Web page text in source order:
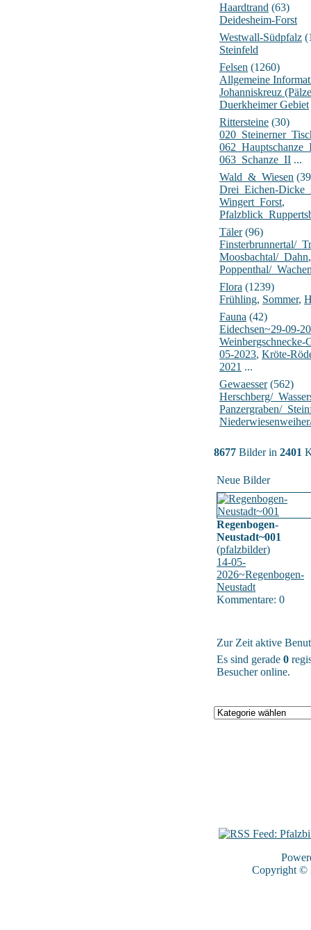
Haardtrand (63)
Deidesheim-Forst
Westwall-Südpfalz
Steinfeld
Felsen (1260)
Allgemeine
Johanniskreuz
Duerkheimer Gebiet
Rittersteine (30)
063_Schanze_II ...
Wald_&_Wiesen
Drei_Eichen-
Wingert_Forst,
Täler(96)
Finsterbrunnertal/
Moosbachtal/_Dahn,
Poppenthal/
Flora (1239)
Frühling, Sommer,
Fauna (42)
Eidechsen~29-09-
Weinbergschnecke-
05-2023, Kröte-
2021 ...
Gewaesser(562)
Herschberg/
Panzergraben/
8677 Bilder in 2401
Neue Bilder
Regenbogen-
Neustadt~001
(pfalzbilder)
14-05-
2026~Regenbogen-
Neustadt
Kommentare: 0
Zur Zeit aktive
Es sind gerade 0
Besucher online.
Copyright ©